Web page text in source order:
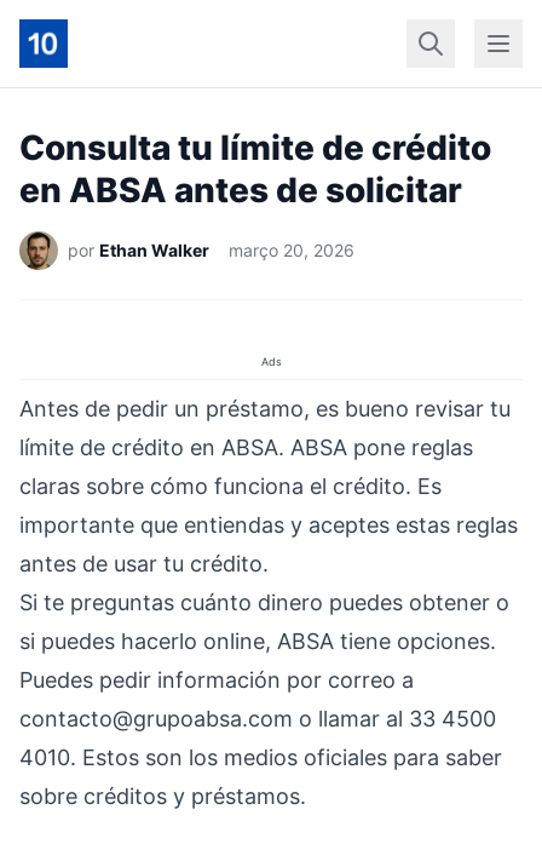
InícioGeral
Consulta tu límite de crédito
en ABSA antes de solicitar
por Ethan Walker março 20, 2026
Ads
Antes de pedir un préstamo, es bueno revisar tu
límite de crédito en ABSA. ABSA pone reglas
claras sobre cómo funciona el crédito. Es
importante que entiendas y aceptes estas reglas
antes de usar tu crédito.
Si te preguntas cuánto dinero puedes obtener o
si puedes hacerlo online, ABSA tiene opciones.
Puedes pedir información por correo a
contacto@grupoabsa.com o llamar al 33 4500
4010. Estos son los medios oficiales para saber
sobre créditos y préstamos.